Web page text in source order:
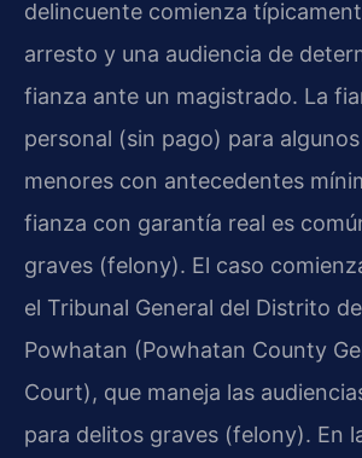
delincuente comienza
arresto y una audiencia de
fianza ante un magistrado. La
personal (sin pago) para
menores con antecedentes
fianza con garantía real es
graves (felony). El caso
el Tribunal General del Distrito
Powhatan (Powhatan County
Court), que maneja las
para delitos graves (felony). En